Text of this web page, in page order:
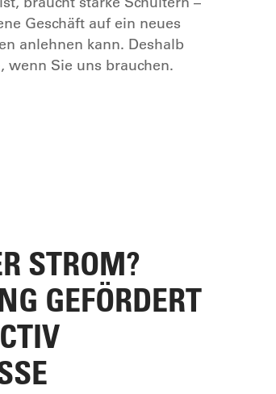
Geschäft auf ein neues
anlehnen kann. Deshalb
wenn Sie uns brauchen.
STROM?
GEFÖRDERT